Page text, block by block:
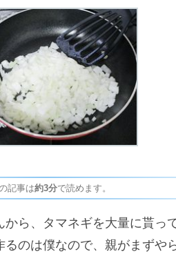
記事は約3分で読めます。
ら、タマネギを大量に貰っ
のは僕なので、親がまずや